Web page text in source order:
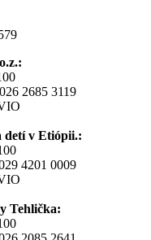
2685 3119
detí v Etiópii.:
4201 0009
Tehlička: